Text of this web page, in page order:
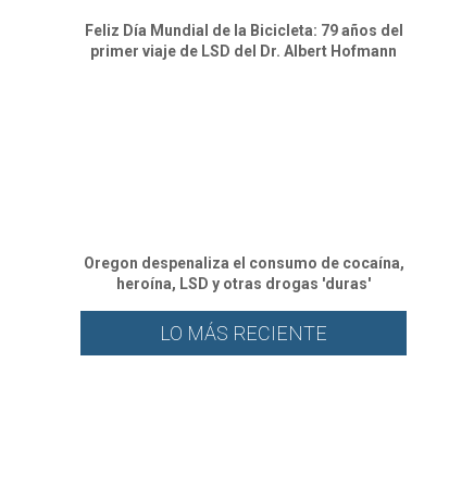
Feliz Día Mundial de la Bicicleta: 79 años del
primer viaje de LSD del Dr. Albert Hofmann
Oregon despenaliza el consumo de cocaína,
heroína, LSD y otras drogas 'duras'
LO MÁS RECIENTE